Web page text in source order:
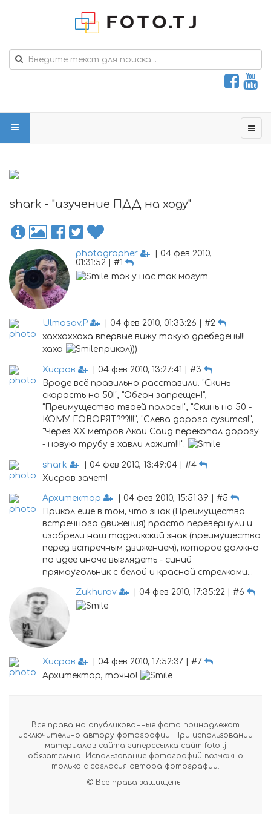
shark - "изучение ПДД на ходу"
photographer
| 04 фев 2010,
01:31:52 | #1
ток у нас так могут
Ulmasov.P
| 04 фев 2010, 01:33:26 | #2
хаххаххаха впервые вижу такую дребедень!!!
хаха
прикол)))
Хисрав
| 04 фев 2010, 13:27:41 | #3
Вроде всё правильно расставили. "Скинь
скорость на 50!", "Обгон запрещен!",
"Преимущество твоей полосы!", "Скинь на 50 -
КОМУ ГОВОРЯТ???!!!", "Слева дорога сузится!",
"Через ХХ метров Акаи Саид перекопал дорогу
- новую трубу в хавли ложит!!!".
shark
| 04 фев 2010, 13:49:04 | #4
Хисрав зачет!
Архитектор
| 04 фев 2010, 15:51:39 | #5
Прикол еще в том, что знак (Преимущество
встречного движения) просто перевернули и
изобрели наш таджикский знак (преимущество
перед встречным движением), которое должно
по идее иначе выглядеть - синий
прямоугольник с белой и красной стрелками...
Zukhurov | 04 фев 2010, 17:35:22 | #6
Хисрав
| 04 фев 2010, 17:52:37 | #7
Архитектор, точно!
Все права на опубликованные фото принадлежат
исключительно автору фотографии. При использовании
материалов сайта гиперссылка сайт foto.tj
обязательна. Использование фотографий возможно
только с согласия автора фотографии.
© Все права защищены.